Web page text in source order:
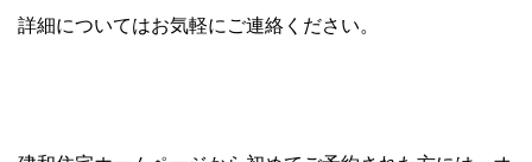
詳細についてはお気軽にご連絡ください。